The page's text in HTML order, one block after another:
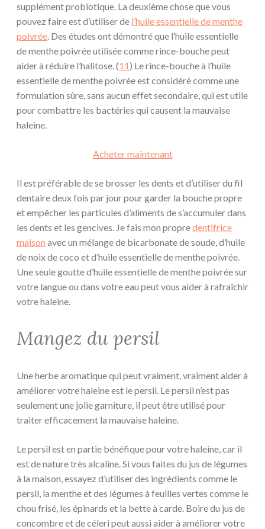
supplément probiotique. La deuxième chose que vous
pouvez faire est d’utiliser de l’huile essentielle de menthe
poivrée. Des études ont démontré que l’huile essentielle
de menthe poivrée utilisée comme rince-bouche peut
aider à réduire l’halitose. (11) Le rince-bouche à l’huile
essentielle de menthe poivrée est considéré comme une
formulation sûre, sans aucun effet secondaire, qui est utile
pour combattre les bactéries qui causent la mauvaise
haleine.
Acheter maintenant
Il est préférable de se brosser les dents et d’utiliser du fil
dentaire deux fois par jour pour garder la bouche propre
et empêcher les particules d’aliments de s’accumuler dans
les dents et les gencives. Je fais mon propredentifrice
maison avec un mélange de bicarbonate de soude, d’huile
de noix de coco et d’huile essentielle de menthe poivrée.
Une seule goutte d’huile essentielle de menthe poivrée sur
votre langue ou dans votre eau peut vous aider à rafraîchir
votre haleine.
Mangez du persil
Une herbe aromatique qui peut vraiment, vraiment aider à
améliorer votre haleine est le persil. Le persil n’est pas
seulement une jolie garniture, il peut être utilisé pour
traiter efficacement la mauvaise haleine.
Le persil est en partie bénéfique pour votre haleine, car il
est de nature très alcaline. Si vous faites du jus de légumes
à la maison, essayez d’utiliser des ingrédients comme le
persil, la menthe et des légumes à feuilles vertes comme le
chou frisé, les épinards et la bette à carde. Boire du jus de
concombre et de céleri peut aussi aider à améliorer votre